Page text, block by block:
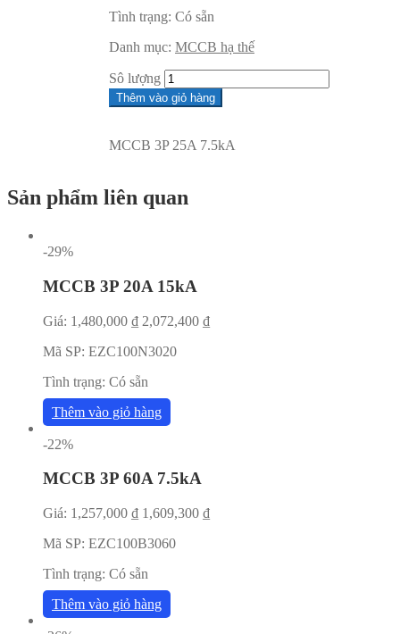
Tình trạng: Có sẵn
Danh mục: MCCB hạ thế
Sô lượng
Thêm vào giỏ hàng
MCCB 3P 25A 7.5kA
Sản phẩm liên quan
-29%
MCCB 3P 20A 15kA
Giá: 1,480,000 ₫ 2,072,400 ₫
Mã SP: EZC100N3020
Tình trạng: Có sẵn
Thêm vào giỏ hàng
-22%
MCCB 3P 60A 7.5kA
Giá: 1,257,000 ₫ 1,609,300 ₫
Mã SP: EZC100B3060
Tình trạng: Có sẵn
Thêm vào giỏ hàng